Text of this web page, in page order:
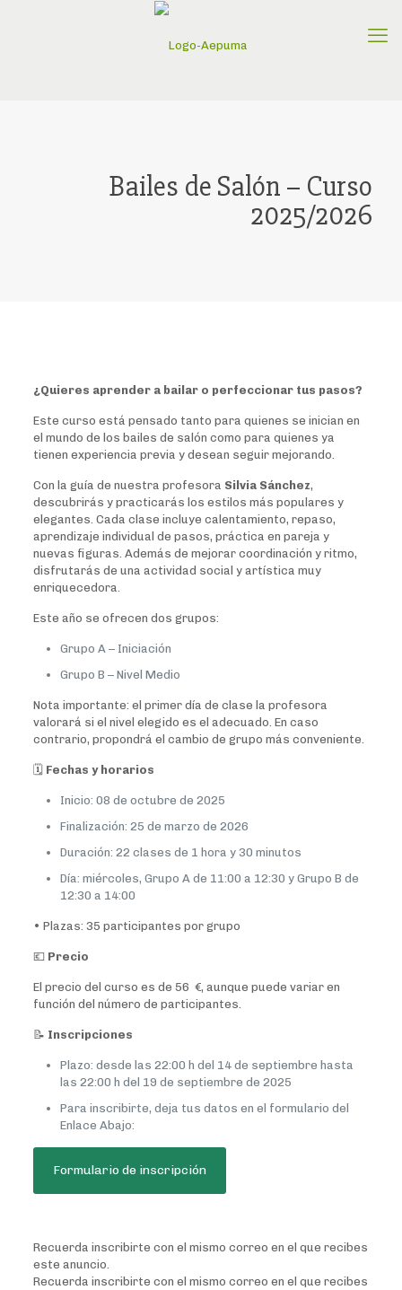
Bailes de Salón – Curso
2025/2026
¿Quieres aprender a bailar o perfeccionar tus pasos?
Este curso está pensado tanto para quienes se inician en
el mundo de los bailes de salón como para quienes ya
tienen experiencia previa y desean seguir mejorando.
Con la guía de nuestra profesora Silvia Sánchez,
descubrirás y practicarás los estilos más populares y
elegantes. Cada clase incluye calentamiento, repaso,
aprendizaje individual de pasos, práctica en pareja y
nuevas figuras. Además de mejorar coordinación y ritmo,
disfrutarás de una actividad social y artística muy
enriquecedora.
Este año se ofrecen dos grupos:
Grupo A – Iniciación
Grupo B – Nivel Medio
Nota importante: el primer día de clase la profesora
valorará si el nivel elegido es el adecuado. En caso
contrario, propondrá el cambio de grupo más conveniente.
🗓 Fechas y horarios
Inicio: 08 de octubre de 2025
Finalización: 25 de marzo de 2026
Duración: 22 clases de 1 hora y 30 minutos
Día: miércoles, Grupo A de 11:00 a 12:30 y Grupo B de
12:30 a 14:00
• Plazas: 35 participantes por grupo
💶 Precio
El precio del curso es de 56 €, aunque puede variar en
función del número de participantes.
📝 Inscripciones
Plazo: desde las 22:00 h del 14 de septiembre hasta
las 22:00 h del 19 de septiembre de 2025
Para inscribirte, deja tus datos en el formulario del
Enlace Abajo:
Formulario de inscripción
Recuerda inscribirte con el mismo correo en el que recibes
este anuncio.
Recuerda inscribirte con el mismo correo en el que recibes